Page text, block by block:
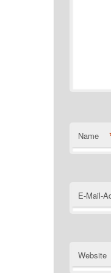
Name
E-Mail-
Website